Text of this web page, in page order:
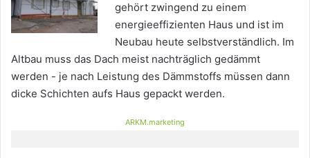
gehört zwingend zu einem
energieeffizienten Haus und ist im
Neubau heute selbstverständlich. Im
Altbau muss das Dach meist nachträglich gedämmt
werden - je nach Leistung des Dämmstoffs müssen dann
dicke Schichten aufs Haus gepackt werden.
ARKM.marketing